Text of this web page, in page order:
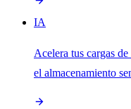
IA
Acelera tus cargas
el almacenamiento